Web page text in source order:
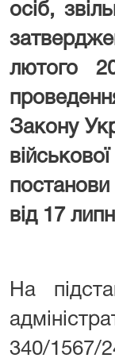
осіб,
лютого
Закону
від 17
На
340/1567/